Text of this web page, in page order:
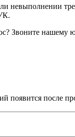
невыполнении
Звоните нашему
появится после